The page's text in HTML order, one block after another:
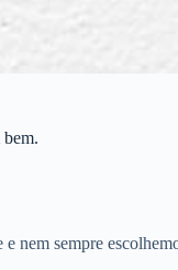
bem.
nem sempre